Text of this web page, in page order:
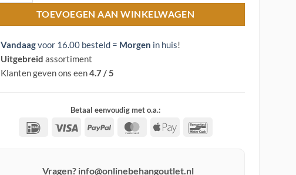
TOEVOEGEN AAN WINKELWAGEN
Vandaagvoor 16.00 besteld = Morgen in huis!
Uitgebreid assortiment
Klanten geven ons een4.7 / 5
Betaal eenvoudig met o.a.:
IDeal Visa PayPal MasterCard
Apple
Vragen? info@onlinebehangoutlet.nl